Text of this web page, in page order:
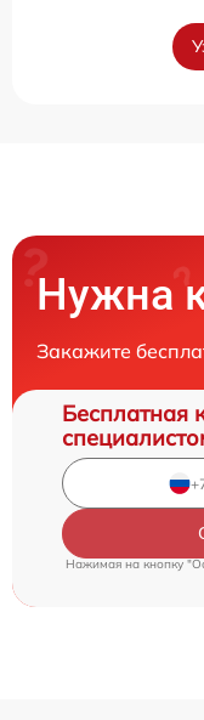
Нужна
Закажите
Бесплатная
Нажимая на кнопку